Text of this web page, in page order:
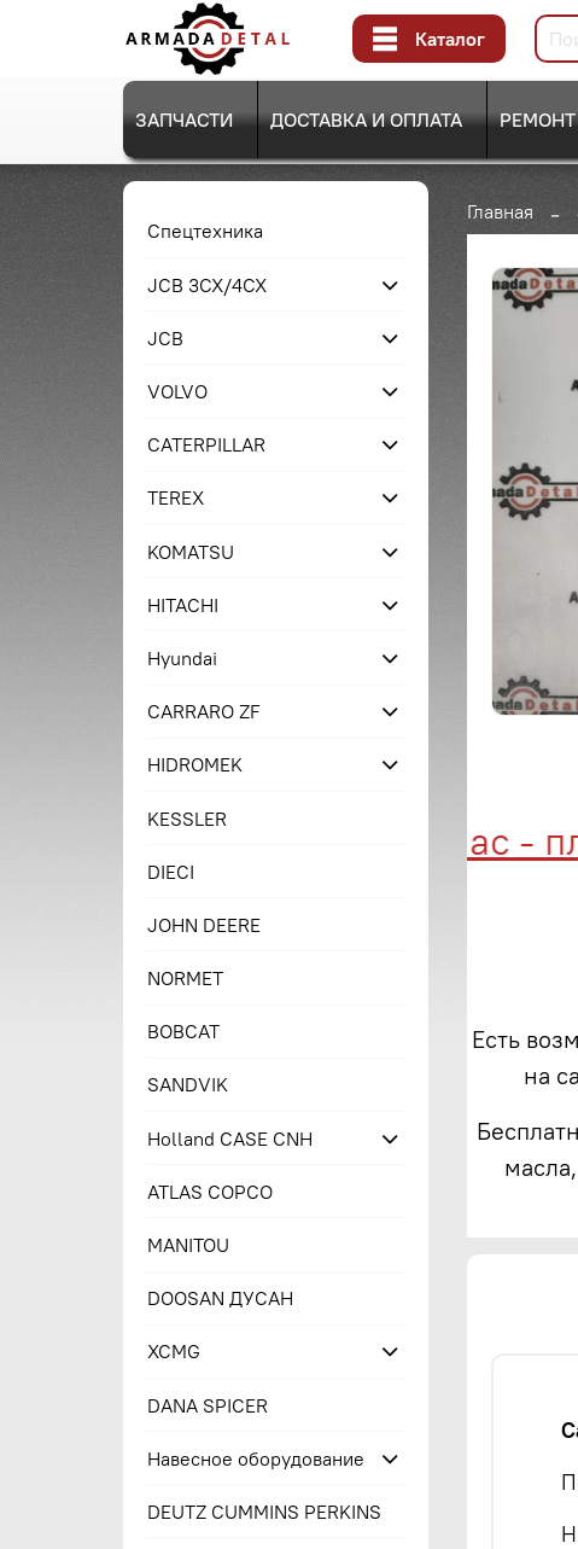
Каталог
ЗАПЧАСТИ ДОСТАВКА И ОПЛАТА РЕМОНТ
Главная
Купи сейчас -
Есть
на
Спецтехника
JCB 3CX/4CX
JCB
VOLVO
CATERPILLAR
TEREX
KOMATSU
HITACHI
Hyundai
CARRARO ZF
HIDROMEK
KESSLER
DIECI
JOHN DEERE
NORMET
BOBCAT
SANDVIK
Holland CASE CNH
ATLAS COPCO
MANITOU
DOOSAN ДУСАН
XCMG
DANA SPICER
Навесное оборудование
DEUTZ CUMMINS PERKINS